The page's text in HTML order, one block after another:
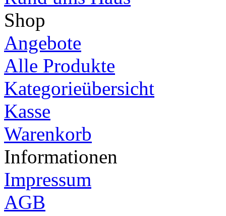
Shop
Angebote
Alle Produkte
Kategorieübersicht
Kasse
Warenkorb
Informationen
Impressum
AGB